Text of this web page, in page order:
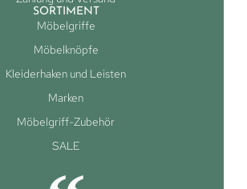
SORTIMENT
Möbelgriffe
Möbelknöpfe
Kleiderhaken und Leisten
Marken
Möbelgriff-Zubehör
SALE